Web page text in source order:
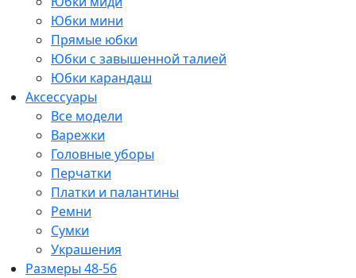
Юбки мини
Прямые юбки
Юбки с завышенной талией
Юбки карандаш
Аксессуары
Все модели
Варежки
Головные уборы
Перчатки
Платки и палантины
Ремни
Сумки
Украшения
Размеры 48-56